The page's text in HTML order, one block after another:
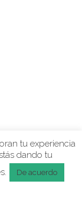
tu experiencia
dando tu
De acuerdo